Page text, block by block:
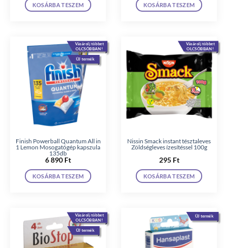
KOSÁRBA TESZEM KOSÁRBA TESZEM
Vásárolj többet
OLCSÓBBAN!
ÚJ termék
Finish Powerball Quantum All in
1 Lemon Mosogatógép kapszula
135db
6 890 Ft
KOSÁRBA TESZEM
Vásárolj többet
OLCSÓBBAN!
Nissin Smack instant tésztaleves
Zöldségleves ízesítéssel 100g
295 Ft
KOSÁRBA TESZEM
Vásárolj többet
OLCSÓBBAN!
ÚJ termék
ÚJ termék